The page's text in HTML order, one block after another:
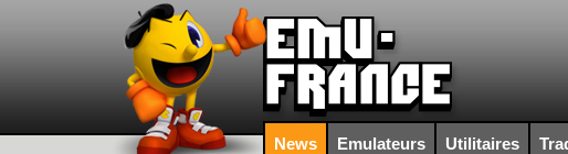
News Emulateurs Utilitaires